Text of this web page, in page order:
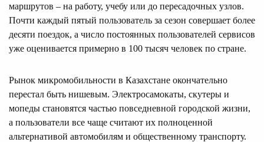
маршрутов – на работу, учебу или до пересадочных узлов.
Почти каждый пятый пользователь за сезон совершает более
десяти поездок, а число постоянных пользователей сервисов
уже оценивается примерно в 100 тысяч человек по стране.
Рынок микромобильности в Казахстане окончательно
перестал быть нишевым. Электросамокаты, скутеры и
мопеды становятся частью повседневной городской жизни,
а пользователи все чаще считают их полноценной
альтернативой автомобилям и общественному транспорту.